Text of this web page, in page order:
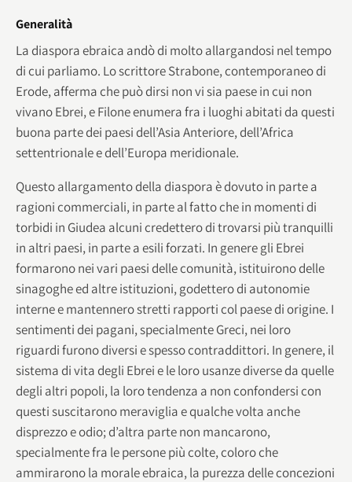
Generalità
La diaspora ebraica andò di molto allargandosi nel tempo
di cui parliamo. Lo scrittore Strabone, contemporaneo di
Erode, afferma che può dirsi non vi sia paese in cui non
vivano Ebrei, e Filone enumera fra i luoghi abitati da questi
buona parte dei paesi dell’Asia Anteriore, dell’Africa
settentrionale e dell’Europa meridionale.
Questo allargamento della diaspora è dovuto in parte a
ragioni commerciali, in parte al fatto che in momenti di
torbidi in Giudea alcuni credettero di trovarsi più tranquilli
in altri paesi, in parte a esili forzati. In genere gli Ebrei
formarono nei vari paesi delle comunità, istituirono delle
sinagoghe ed altre istituzioni, godettero di autonomie
interne e mantennero stretti rapporti col paese di origine. I
sentimenti dei pagani, specialmente Greci, nei loro
riguardi furono diversi e spesso contraddittori. In genere, il
sistema di vita degli Ebrei e le loro usanze diverse da quelle
degli altri popoli, la loro tendenza a non confondersi con
questi suscitarono meraviglia e qualche volta anche
disprezzo e odio; d’altra parte non mancarono,
specialmente fra le persone più colte, coloro che
ammirarono la morale ebraica, la purezza delle concezioni